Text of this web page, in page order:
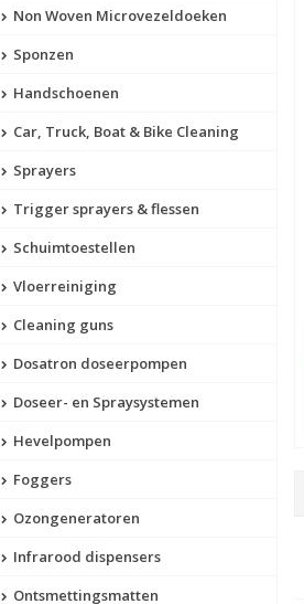
Non Woven Microvezeldoeken
Sponzen
Handschoenen
Car, Truck, Boat & Bike Cleaning
Sprayers
Trigger sprayers & flessen
Schuimtoestellen
Vloerreiniging
Cleaning guns
Dosatron doseerpompen
Doseer- en Spraysystemen
Hevelpompen
Foggers
Ozongeneratoren
Infrarood dispensers
Ontsmettingsmatten